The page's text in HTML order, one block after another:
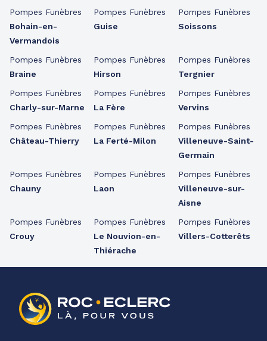
Pompes Funèbres
Bohain-en-
Vermandois
Pompes Funèbres
Braine
Pompes Funèbres
Charly-sur-Marne
Pompes Funèbres
Château-Thierry
Pompes Funèbres
Chauny
Pompes Funèbres
Crouy
Pompes Funèbres
Guise
Pompes Funèbres
Hirson
Pompes Funèbres
La Fère
Pompes Funèbres
La Ferté-Milon
Pompes Funèbres
Laon
Pompes Funèbres
Le Nouvion-en-
Thiérache
Pompes Funèbres
Soissons
Pompes Funèbres
Tergnier
Pompes Funèbres
Vervins
Pompes Funèbres
Villeneuve-Saint-
Germain
Pompes Funèbres
Villeneuve-sur-
Aisne
Pompes Funèbres
Villers-Cotterêts